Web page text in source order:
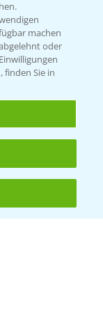
machen
oder
finden Sie in